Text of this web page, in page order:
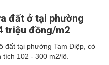
đất ở tại phường
triệu đồng/m2
đất tại phường Tam Điệp, có
tích 102 - 300 m2/lô.